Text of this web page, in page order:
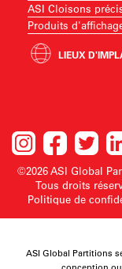
ASI Cloisons
Produits
LIEUX
©2026 ASI Global
Tous droits
Politique de
ASI Global Partitions